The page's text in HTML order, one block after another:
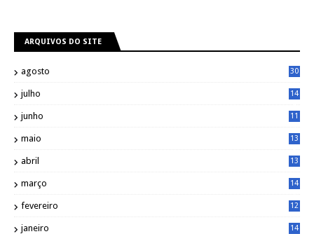
ARQUIVOS DO SITE
agosto 30
julho
14
junho
11
maio
13
abril
13
março
14
fevereiro
12
janeiro
14